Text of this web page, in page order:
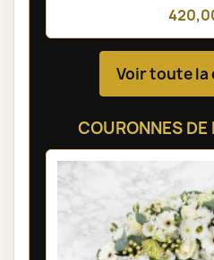
Voir toute
COURONNES DE